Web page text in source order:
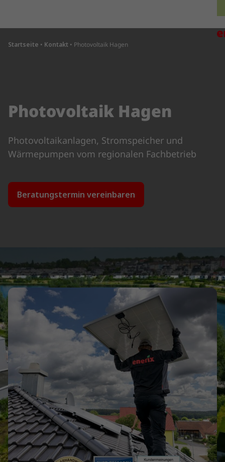
Startseite • Kontakt • Photovoltaik Hagen
Photovoltaik Hagen
Photovoltaikanlagen, Stromspeicher und
Wärmepumpen vom regionalen Fachbetrieb
Beratungstermin vereinbaren